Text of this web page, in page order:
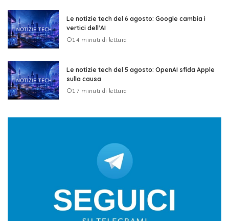
Le notizie tech del 6 agosto: Google cambia i
vertici dell’AI
14 minuti di lettura
Le notizie tech del 5 agosto: OpenAI sfida Apple
sulla causa
17 minuti di lettura